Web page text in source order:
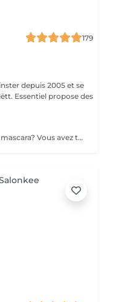
179
depuis 2005 et se
des
Vos cils sont trop clairs? Allergique au mascara? Vous avez teint vos cheveux et vos sourcils sont trop clairs? Donnez de l'intensité à votre regard et adaptez la couleur selon votre look. Un masque hydratant et un massage relaxant vous sera propser pendant la pose de la couleur. Un petit moment de détente à ne pas rater. Tenue de la couleur 3-4 semaines